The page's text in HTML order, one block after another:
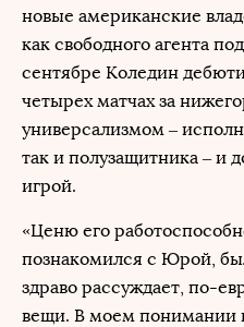
новые американские
как свободного агента
сентябре Коледин
четырех матчах за
универсализмом –
так и полузащитника – и
игрой.
«Ценю его
познакомился с Юрой,
здраво рассуждает, по-
вещи. В моем понимании